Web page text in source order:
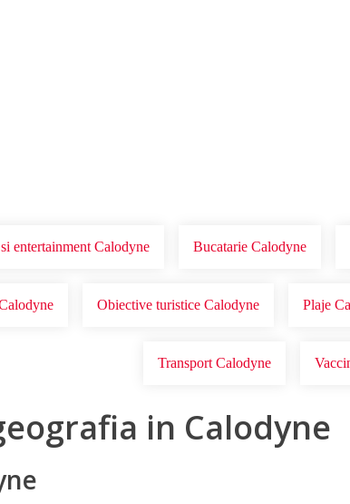
DE NERATAT
entertainment Calodyne Bucatarie Calodyne
Obiective turistice Calodyne Plaje
Transport Calodyne
in Calodyne